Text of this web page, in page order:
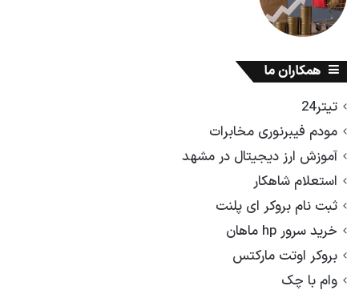
همکاران ما
تیتر24
مودم فیبرنوری مخابرات
آموزش ارز دیجیتال در مشهد
استعلام شاهکار
ثبت نام بروکر ای پلنت
خرید سرور hp ماهان
بروکر اوتت مارکتس
وام با چک